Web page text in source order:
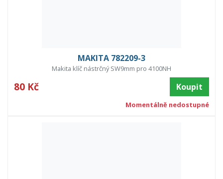
MAKITA 782209-3
Makita klíč nástrčný SW9mm pro 4100NH
80 Kč Koupit
Momentálně nedostupné